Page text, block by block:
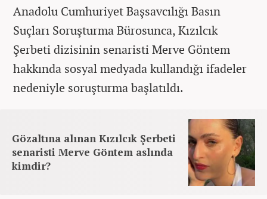
Anadolu Cumhuriyet Başsavcılığı Basın
Suçları Soruşturma Bürosunca, Kızılcık
Şerbeti dizisinin senaristi Merve Göntem
hakkında sosyal medyada kullandığı ifadeler
nedeniyle soruşturma başlatıldı.
Gözaltına alınan Kızılcık Şerbeti
senaristi Merve Göntem aslında
kimdir?